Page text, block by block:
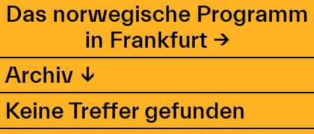
Das norwegische Programm
in Frankfurt →
Archiv ↓
Keine Treffer gefunden